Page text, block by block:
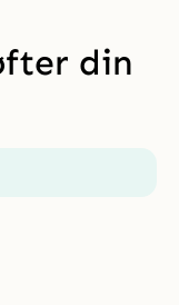
din